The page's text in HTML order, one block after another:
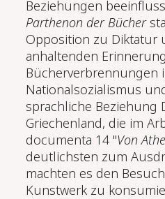
Beziehungen
Parthenon der Bücher
Opposition zu Diktatur
anhaltenden
Bücherverbrennungen
Nationalsozialismus
sprachliche Beziehung
Griechenland, die im
documenta 14 "Von
deutlichsten zum
machten es den
Kunstwerk zu